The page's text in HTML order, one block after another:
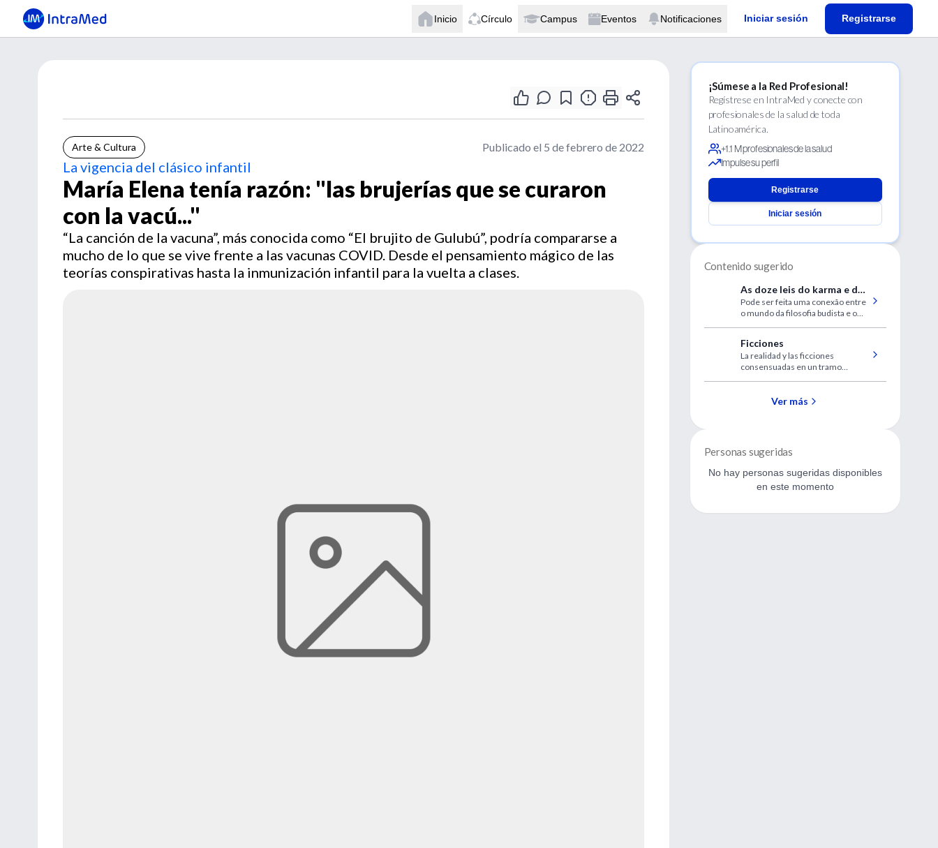
Inicio Círculo Campus Eventos Notificaciones Iniciar sesión Registrarse
Arte & Cultura Publicado el 5 de febrero de 2022
La vigencia del clásico infantil
María Elena tenía razón: "las brujerías que se curaron
con la vacú..."
“La canción de la vacuna”, más conocida como “El brujito de Gulubú”, podría compararse a
mucho de lo que se vive frente a las vacunas COVID. Desde el pensamiento mágico de las
teorías conspirativas hasta la inmunización infantil para la vuelta a clases.
¡Súmese a la Red Profesional!
Regístrese en IntraMed y conecte con
profesionales de la salud de toda
Latinoamérica.
+1.1 M profesionales de la salud
Impulse su perfil
Registrarse
Iniciar sesión
Contenido sugerido
As doze leis do karma e do
trauma
Pode ser feita uma conexão entre
o mundo da filosofia budista e o
Ficciones
La realidad y las ficciones
consensuadas en un tramo
Ver más
Personas sugeridas
No hay personas sugeridas disponibles
en este momento